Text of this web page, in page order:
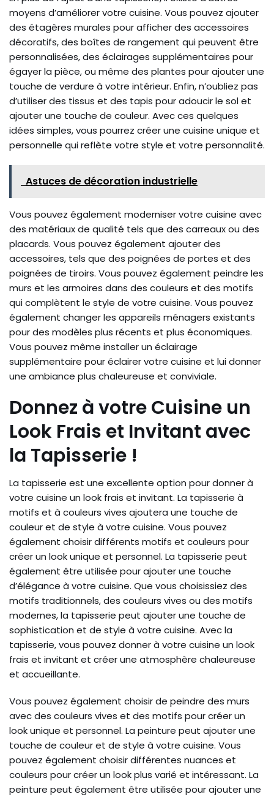
moyens d’améliorer votre cuisine. Vous pouvez ajouter
des étagères murales pour afficher des accessoires
décoratifs, des boîtes de rangement qui peuvent être
personnalisées, des éclairages supplémentaires pour
égayer la pièce, ou même des plantes pour ajouter une
touche de verdure à votre intérieur. Enfin, n’oubliez pas
d’utiliser des tissus et des tapis pour adoucir le sol et
ajouter une touche de couleur. Avec ces quelques
idées simples, vous pourrez créer une cuisine unique et
personnelle qui reflète votre style et votre personnalité.
Astuces de décoration industrielle
Vous pouvez également moderniser votre cuisine avec
des matériaux de qualité tels que des carreaux ou des
placards. Vous pouvez également ajouter des
accessoires, tels que des poignées de portes et des
poignées de tiroirs. Vous pouvez également peindre les
murs et les armoires dans des couleurs et des motifs
qui complètent le style de votre cuisine. Vous pouvez
également changer les appareils ménagers existants
pour des modèles plus récents et plus économiques.
Vous pouvez même installer un éclairage
supplémentaire pour éclairer votre cuisine et lui donner
une ambiance plus chaleureuse et conviviale.
Donnez à votre Cuisine un
Look Frais et Invitant avec
la Tapisserie !
La tapisserie est une excellente option pour donner à
votre cuisine un look frais et invitant. La tapisserie à
motifs et à couleurs vives ajoutera une touche de
couleur et de style à votre cuisine. Vous pouvez
également choisir différents motifs et couleurs pour
créer un look unique et personnel. La tapisserie peut
également être utilisée pour ajouter une touche
d’élégance à votre cuisine. Que vous choisissiez des
motifs traditionnels, des couleurs vives ou des motifs
modernes, la tapisserie peut ajouter une touche de
sophistication et de style à votre cuisine. Avec la
tapisserie, vous pouvez donner à votre cuisine un look
frais et invitant et créer une atmosphère chaleureuse
et accueillante.
Vous pouvez également choisir de peindre des murs
avec des couleurs vives et des motifs pour créer un
look unique et personnel. La peinture peut ajouter une
touche de couleur et de style à votre cuisine. Vous
pouvez également choisir différentes nuances et
couleurs pour créer un look plus varié et intéressant. La
peinture peut également être utilisée pour ajouter une